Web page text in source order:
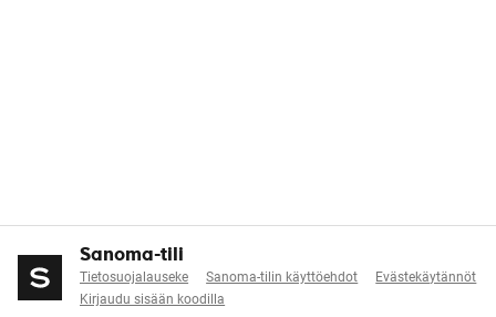
Sanoma-tili
Tietosuojalauseke Sanoma-tilin käyttöehdot
Evästekäytännöt
Kirjaudu sisään koodilla